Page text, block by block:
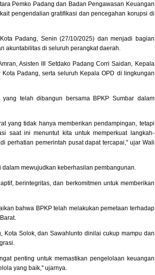
Pemko Padang dan Badan Pengawasan Keuangan
pengendalian gratifikasi dan pencegahan korupsi di
Padang, Senin (27/10/2025) dan menjadi bagian
akuntabilitas di seluruh perangkat daerah.
Asisten III Setdako Padang Corri Saidan, Kepala
Padang, serta seluruh Kepala OPD di lingkungan
telah dibangun bersama BPKP Sumbar dalam
yang tidak hanya memberikan pendampingan, tetapi
saat ini menuntut kita untuk memperkuat langkah-
perhatian pemerintah pusat dapat tercapai," ujar Wali
mewujudkan keberhasilan pembangunan.
berintegritas, dan berkomitmen untuk memberikan
bahwa BPKP telah melakukan pemetaan terhadap
Solok, dan Sawahlunto dinilai cukup mampu dan
penting untuk memastikan pengelolaan keuangan
yang baik," ujarnya.